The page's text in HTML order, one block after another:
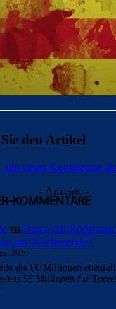
den Artikel
um einen Kommentar
- Anzeige -
KOMMENTARE
zu Barça mit Rodri
am Wochenende?
2026
die 60 Millionen
55 Millionen für